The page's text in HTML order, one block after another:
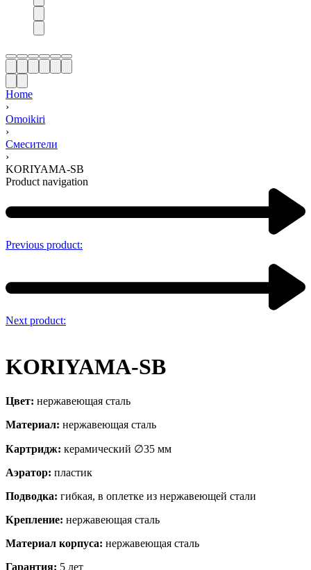
Home
›
Omoikiri
›
Смесители
›
KORIYAMA-SB
Product navigation
Previous product:
Next product:
KORIYAMA-SB
Цвет: нержавеющая сталь
Материал: нержавеющая сталь
Картридж: керамический ∅35 мм
Аэратор: пластик
Подводка: гибкая, в оплетке из нержавеющей стали
Крепление: нержавеющая сталь
Материал корпуса: нержавеющая сталь
Гарантия: 5 лет